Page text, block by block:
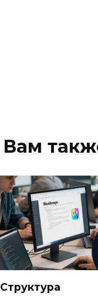
Вам
Структура